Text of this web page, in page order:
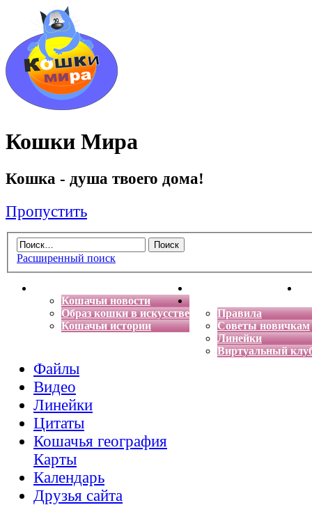
Кошки Мира
Кошка - душа твоего дома!
Пропустить
Расширенный поиск
Кошачьи новости
Образ кошки в искусстве
Кошачьи истории
Энциклопедия кошек
Правила
Советы новичкам
Линейки
Виртуальный
Файлы
Видео
Линейки
Цитаты
Кошачья география
Карты
Календарь
Друзья сайта